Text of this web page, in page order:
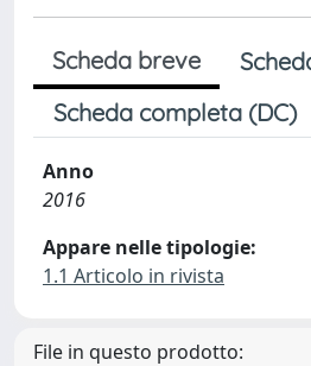
Scheda breve
Scheda completa (DC)
Anno
2016
Appare nelle tipologie:
1.1 Articolo in rivista
File in questo prodotto: